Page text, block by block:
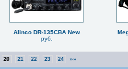
Alinco DR-135CBA New
руб.
20 21 22 23 24 »»